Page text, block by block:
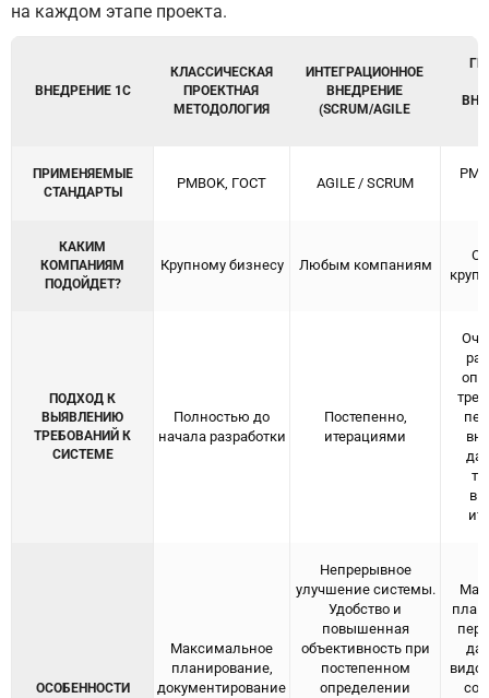
на каждом этапе проекта.
ВНЕДРЕНИЕ 1С
КЛАССИЧЕСКАЯ
ПРОЕКТНАЯ
МЕТОДОЛОГИЯ
ИНТЕГРАЦИОННОЕ
ВНЕДРЕНИЕ
(SCRUM/AGILE
ПРИМЕНЯЕМЫЕ
СТАНДАРТЫ
PMBOK, ГОСТ AGILE / SCRUM
КАКИМ
КОМПАНИЯМ
ПОДОЙДЕТ?
Крупному бизнесу Любым компаниям
ПОДХОД К
ВЫЯВЛЕНИЮ
ТРЕБОВАНИЙ К
СИСТЕМЕ
Полностью до
начала разработки
Постепенно,
итерациями
ОСОБЕННОСТИ
Максимальное
планирование,
документирование
Непрерывное
улучшение системы.
Удобство и
повышенная
объективность при
постепенном
определении